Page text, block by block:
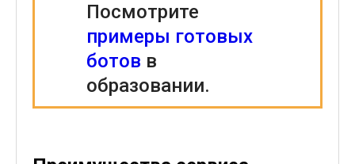
Посмотрите
примеры готовых
ботов в
образовании.